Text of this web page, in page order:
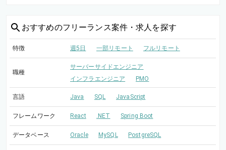
おすすめのフリーランス案件・求人を探す
特徴 週5日 一部リモート フルリモート
職種
サーバーサイドエンジニア
インフラエンジニア
PMO
言語 Java SQL JavaScript
フレームワーク React .NET Spring Boot
データベース Oracle MySQL PostgreSQL